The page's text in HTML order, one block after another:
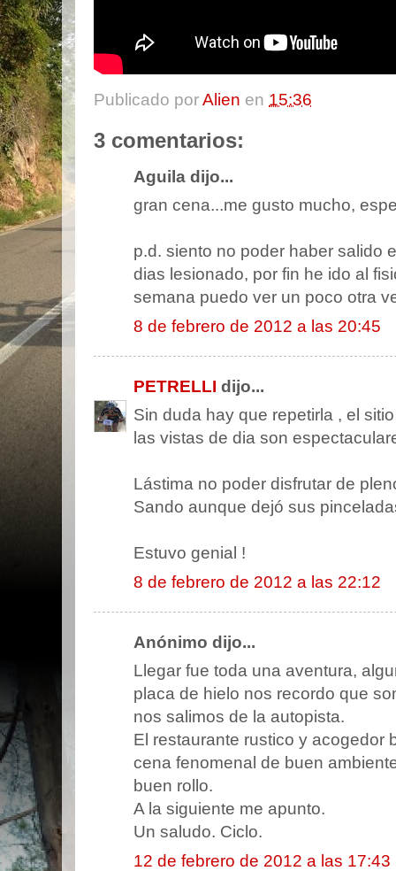
Publicado porAlien en 15:36
3 comentarios:
Aguila dijo...
gran cena...me gusto mucho,
p.d. siento no poder haber salido
dias lesionado, por fin he ido al
semana puedo ver un poco otra
8 de febrero de 2012 a las 20:45
PETRELLI dijo...
Sin duda hay que repetirla , el
las vistas de dia son
Lástima no poder disfrutar de
Sando aunque dejó sus
Estuvo genial !
8 de febrero de 2012 a las 22:12
Anónimo dijo...
Llegar fue toda una aventura,
placa de hielo nos recordo que
nos salimos de la autopista.
El restaurante rustico y acogedor
cena fenomenal de buen
buen rollo.
A la siguiente me apunto.
Un saludo. Ciclo.
12 de febrero de 2012 a las 17:43